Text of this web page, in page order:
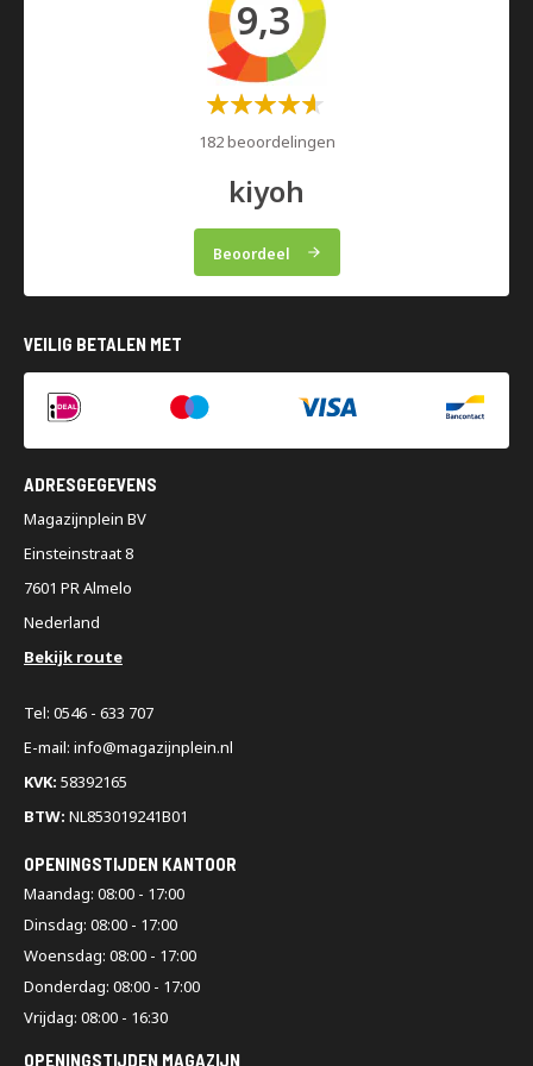
9,3
Waardering:
182 beoordelingen
kiyoh
Beoordeel
VEILIG BETALEN MET
ADRESGEGEVENS
Magazijnplein BV
Einsteinstraat 8
7601 PR Almelo
Nederland
Bekijk route
Tel: 0546 - 633 707
E-mail: info@magazijnplein.nl
KVK: 58392165
BTW: NL853019241B01
OPENINGSTIJDEN KANTOOR
Maandag: 08:00 - 17:00
Dinsdag: 08:00 - 17:00
Woensdag: 08:00 - 17:00
Donderdag: 08:00 - 17:00
Vrijdag: 08:00 - 16:30
OPENINGSTIJDEN MAGAZIJN